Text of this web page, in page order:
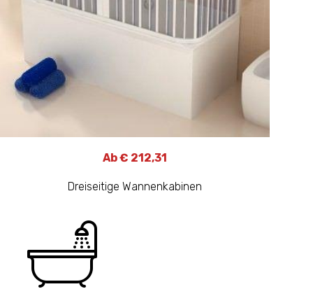
Ab € 212,31
Dreiseitige Wannenkabinen